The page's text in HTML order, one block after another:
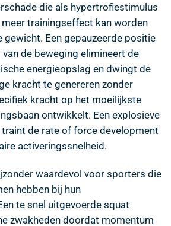
die als hypertrofiestimulus
trainingseffect kan worden
gewicht. Een gepauzeerde positie
de beweging elimineert de
energieopslag en dwingt de
kracht te genereren zonder
kracht op het moeilijkste
ontwikkelt. Een explosieve
de rate of force development
activeringssnelheid.
waardevol voor sporters die
hebben bij hun
te snel uitgevoerde squat
zwakheden doordat momentum